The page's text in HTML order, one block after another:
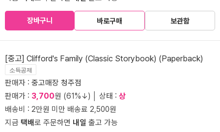
장바구니 바로구매 보관함
[중고] Clifford's Family (Classic Storybook) (Paperback)
소득공제
판매자 : 중고매장 청주점
판매가 : 3,700원 (61%↓) │ 상태 : 상
배송비 : 2만원 미만 배송료 2,500원
지금 택배로 주문하면 내일 출고 가능